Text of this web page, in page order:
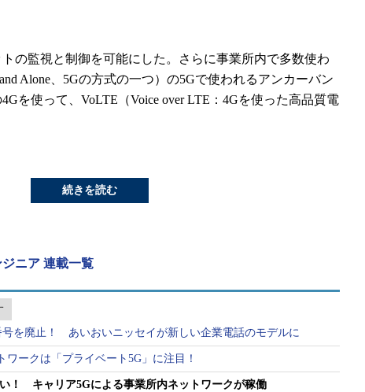
の監視と制御を可能にした。さらに事業所内で多数使わ
Alone、5Gの方式の一つ）の5Gで使われるアンカーバン
を使って、VoLTE（Voice over LTE：4Gを使った高品質電
続きを読む
ニア 連載一覧
号を廃止！ あいおいニッセイが新しい企業電話のモデルに
ワークは「プライベート5G」に注目！
！ キャリア5Gによる事業所内ネットワークが稼働